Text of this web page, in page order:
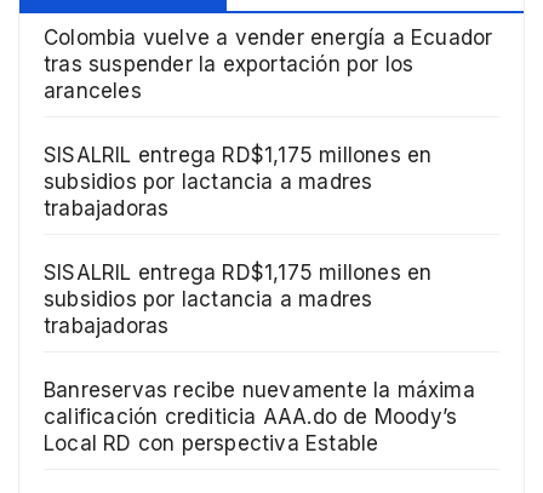
Colombia vuelve a vender energía a Ecuador
tras suspender la exportación por los
aranceles
SISALRIL entrega RD$1,175 millones en
subsidios por lactancia a madres
trabajadoras
SISALRIL entrega RD$1,175 millones en
subsidios por lactancia a madres
trabajadoras
Banreservas recibe nuevamente la máxima
calificación crediticia AAA.do de Moody’s
Local RD con perspectiva Estable